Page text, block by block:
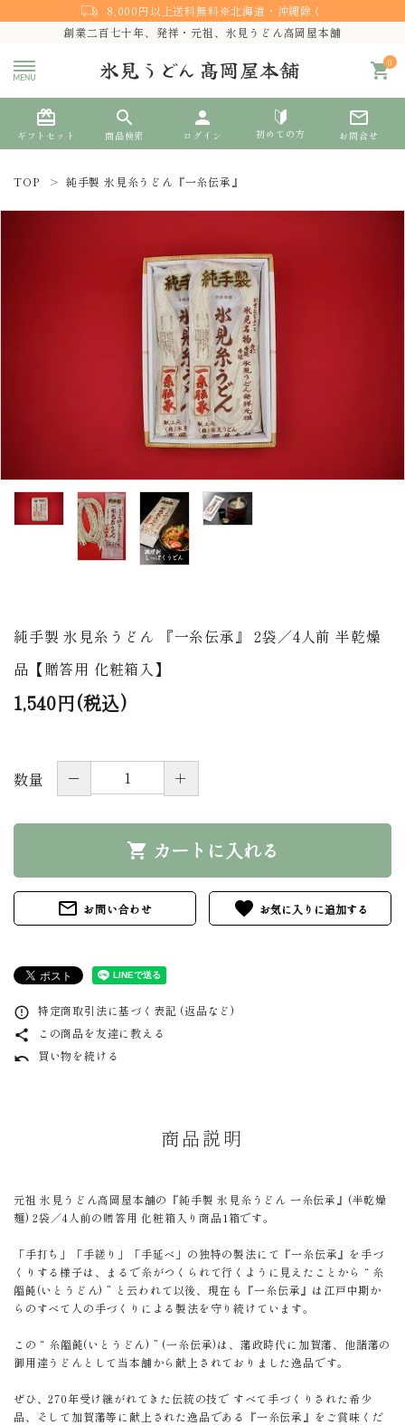
8,000円以上送料無料※北海道・沖縄除く
創業二百七十年、発祥・元祖、氷見うどん高岡屋本舗
0
shopping_cart
card_giftcard
ギフトセット
search
商品検索
person
ログイン 初めての方
mail_outline
お問合せ
熨斗対応
person 新規会員登録
ご利用ガイド
プライバシーポリシー
お問い合わせ
ページ一覧
TOP 純手製 氷見糸うどん『一糸伝承』
純手製 氷見糸うどん 『一糸伝承』 2袋／4人前 半乾燥
品【贈答用 化粧箱入】
1,540円(税込)
数量 － ＋
shopping_cart カートに入れる
mail_outline お問い合わせ favorite
error_outline 特定商取引法に基づく表記 (返品など)
share この商品を友達に教える
undo 買い物を続ける
商品説明
元祖 氷見うどん高岡屋本舗の『純手製 氷見糸うどん 一糸伝承』(半乾燥
麺) 2袋／4人前の贈答用 化粧箱入り商品1箱です。
「手打ち」「手縒り」「手延べ」の独特の製法にて『一糸伝承』を手づ
くりする様子は、まるで糸がつくられて行くように見えたことから “ 糸
饂飩(いとうどん) ” と云われて以後、現在も『一糸伝承』は江戸中期か
らのすべて人の手づくりによる製法を守り続けています。
この “ 糸饂飩(いとうどん) ” (一糸伝承)は、藩政時代に加賀藩、他諸藩の
御用達うどんとして当本舗から献上されておりました逸品です。
ぜひ、270年受け継がれてきた伝統の技で すべて手づくりされた希少
品、そして加賀藩等に献上された逸品である『一糸伝承』をご賞味くだ